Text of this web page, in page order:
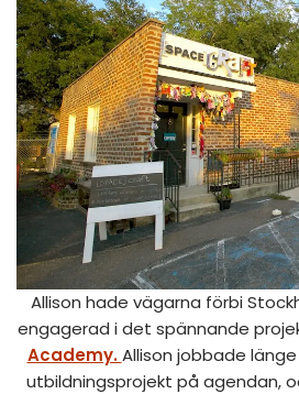
Allison hade vägarna förbi
engagerad i det spännande
Academy.Allison jobbade
utbildningsprojekt på agendan,